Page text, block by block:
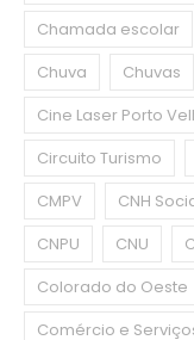
Chamada escolar
Chuva
Chuvas
Cine Laser Porto
Circuito Turismo
CMPV
CNH
CNPU
CNU
Colorado do Oeste
Comércio e